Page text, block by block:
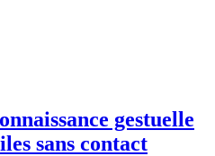
gestuelle
sans contact